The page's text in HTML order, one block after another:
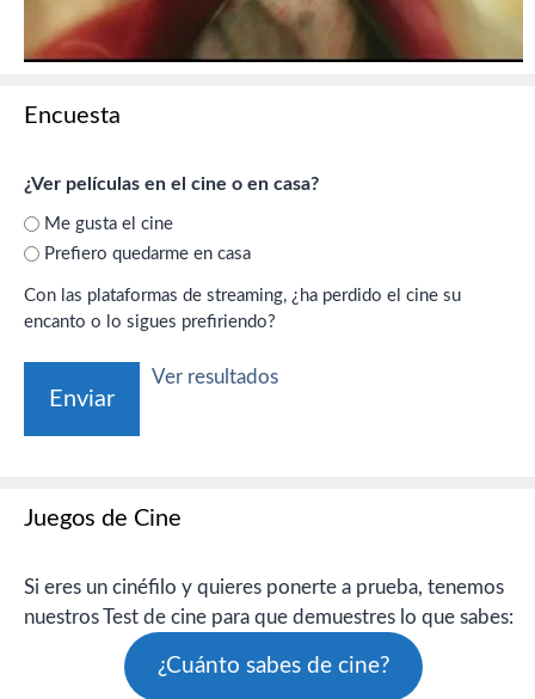
Encuesta
¿Ver películas en el cine o en casa?
Me gusta el cine
Prefiero quedarme en casa
Con las plataformas de streaming, ¿ha perdido el cine su
encanto o lo sigues prefiriendo?
Ver resultados
Juegos de Cine
Si eres un cinéfilo y quieres ponerte a prueba, tenemos
nuestros Test de cine para que demuestres lo que sabes:
¿Cuánto sabes de cine?